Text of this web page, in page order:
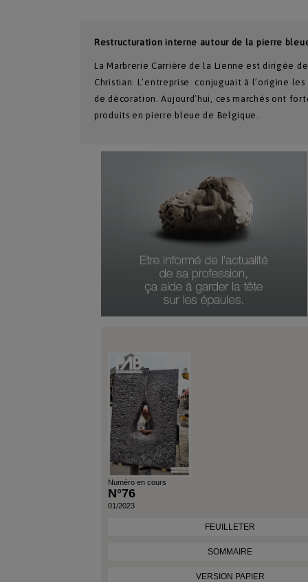
Restructuration interne autour de la pierre
La Marbrerie Carrière de la Lienne est dirigée
Christian. L’entreprise conjuguait à l’origine
de décoration. Aujourd’hui, ces marchés ont
produits en pierre bleue de Belgique.
Numéro Du Produit
Type De Produit
Genre Du Produit
Numéro en cours
N°76
01/2023
FEUILLETER
SOMMAIRE
VERSION PAPIER